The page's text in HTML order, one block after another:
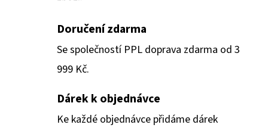
Doručení zdarma
Se společností PPL doprava zdarma od 3
999 Kč.
Dárek k objednávce
Ke každé objednávce přidáme dárek